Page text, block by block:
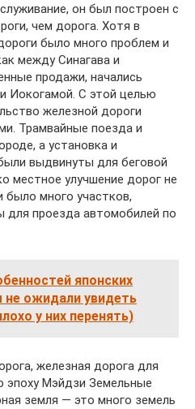
он был построен с
чем дорога. Хотя в
было много проблем и
между Синагава и
продажи, начались
С этой целью
железной дороги
Трамвайные поезда и
а установка и
выдвинуты для беговой
местное улучшение дорог не
много участков,
для проезда автомобилей по
японских
ожидали увидеть
у них перенять)
железная дорога для
эпоху Мэйдзи Земельные
земля — ​​это много земель